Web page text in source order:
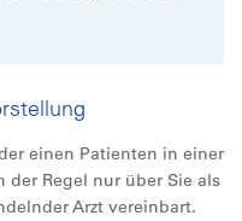
einen Patienten in einer
der Regel nur über Sie als
Arzt vereinbart.